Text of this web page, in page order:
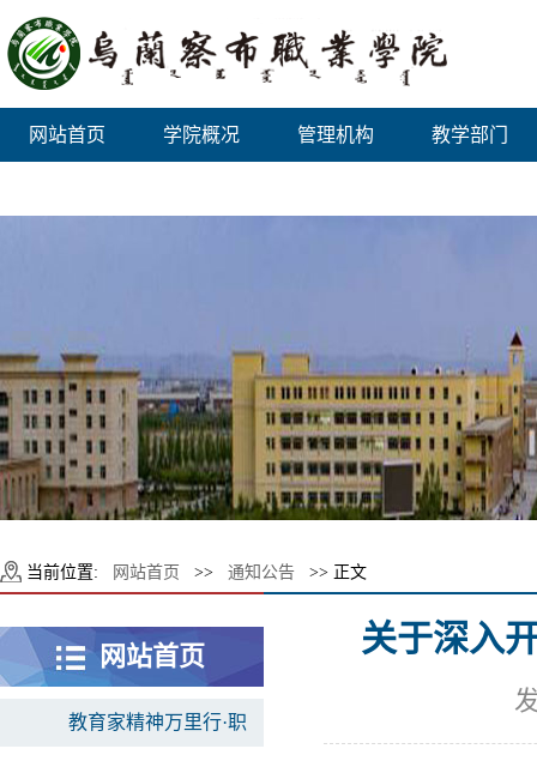
网站首页 学院概况 管理机构 教学部门
当前位置: 网站首页 >> 通知公告 >> 正文
网站首页
教育家精神万里行·职
关于深入